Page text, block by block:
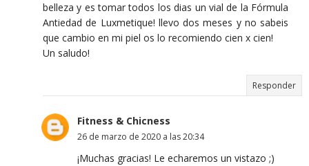
belleza y es tomar todos los dias un vial de la Fórmula
Antiedad de Luxmetique! llevo dos meses y no sabeis
que cambio en mi piel os lo recomiendo cien x cien!
Un saludo!
Responder
Fitness & Chicness
26 de marzo de 2020 a las 20:34
¡Muchas gracias! Le echaremos un vistazo ;)